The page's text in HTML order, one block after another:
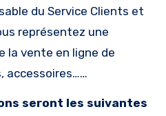
du Service Clients et
représentez une
la vente en ligne de
accessoires……
seront les suivantes